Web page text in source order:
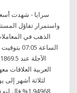
سرايا - شهدت
واستمرار تفاؤل
الساعة
العربية العلاقات
لثلاثة أشهر إلى
1.94968%